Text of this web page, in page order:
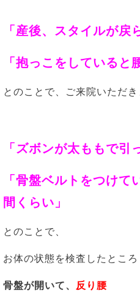
「産後、スタイルが戻
「抱っこをしていると
とのことで、ご来院いただき
「 ズボンが太ももで引
「骨盤ベルトをつけて
間くらい 」
とのことで、
お体の状態を検査したところ
骨盤が開いて、 反り腰